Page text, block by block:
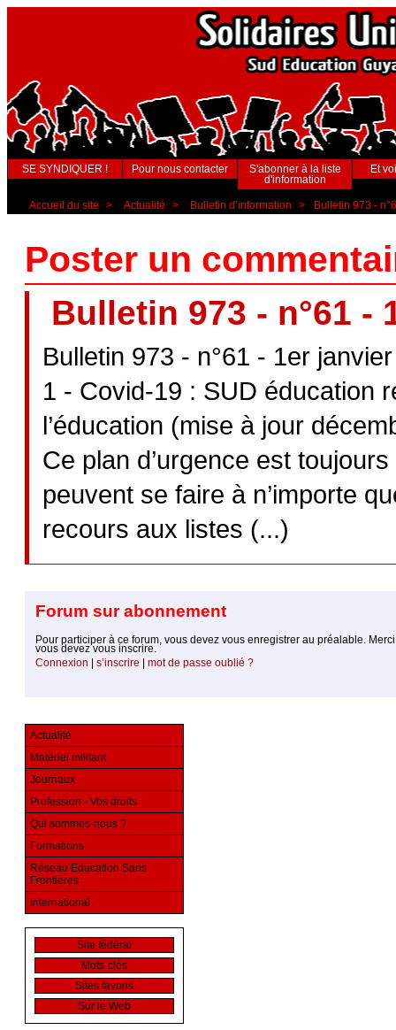
SE SYNDIQUER ! Pour nous contacter
S'abonner à la liste
d'information
Et
Accueil du site > Actualité > Bulletin d’information > Bulletin 973 -
Poster un
Bulletin 973 - n°61 -
Bulletin 973 - n°61 - 1er
1 - Covid-19 : SUD éducation
l’éducation (mise à jour
Ce plan d’urgence est
peuvent se faire à n’importe
recours aux listes (...)
Forum sur abonnement
Pour participer à ce forum, vous devez vous enregistrer au préalable. Merci d’indiquer ci-dessous l’identifiant personnel qui vous a été fourni. Si vous n’êtes pas enregistré,
vous devez vous inscrire.
Connexion
s’inscrire mot de passe oublié ?
Actualité
Matériel militant
Journaux
Profession - Vos droits
Qui sommes-nous ?
Formations
Réseau Education Sans
Frontières
International
Site fédéral
Mots-clés
Sites favoris
Sur le Web